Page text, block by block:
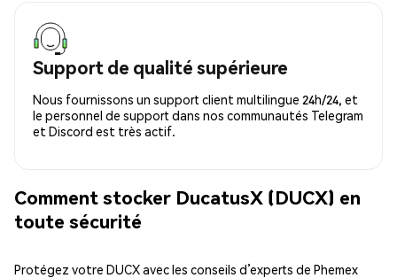
Support de qualité supérieure
Nous fournissons un support client multilingue 24h/24, et
le personnel de support dans nos communautés Telegram
et Discord est très actif.
Comment stocker DucatusX (DUCX) en
toute sécurité
Protégez votre DUCX avec les conseils d’experts de Phemex